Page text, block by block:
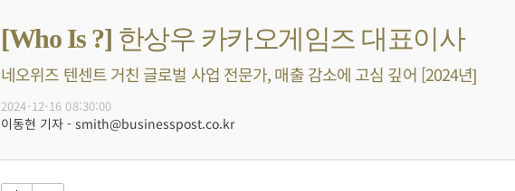
[Who Is ?] 한상우 카카오게임즈 대표이사
네오위즈 텐센트 거친 글로벌 사업 전문가, 매출 감소에 고심 깊어 [2024년]
2024-12-16 08:30:00
이동현 기자 - smith@businesspost.co.kr